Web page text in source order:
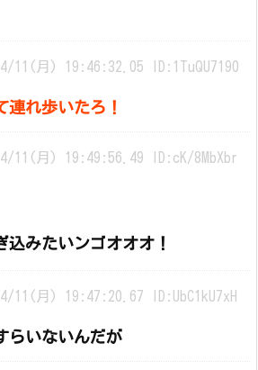
11(月) 19:46:32.05 ID:1TuQU7190
連れ歩いたろ！
11(月) 19:49:56.49 ID:cK/8MbXbr
込みたいンゴオオオ！
11(月) 19:47:20.67 ID:UbC1kU7xH
らいないんだが